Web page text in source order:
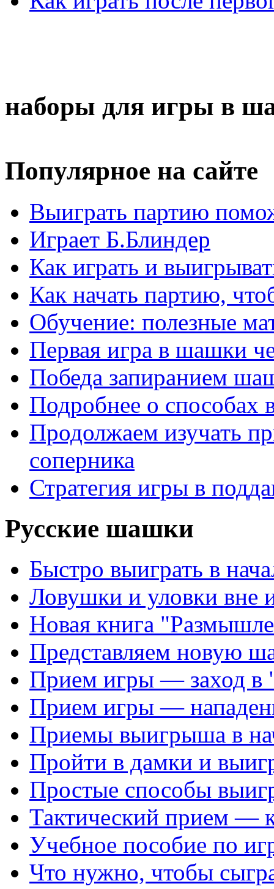
наборы для игры в
Популярное на сайте
Выиграть партию
Играет Б.Блиндер
Как играть и
Как начать партию,
Обучение: полезные
Первая игра в шашки
Победа запиранием
Подробнее о способах
Продолжаем изучать
соперника
Стратегия игры в
Русские шашки
Быстро выиграть в
Ловушки и уловки вне
Новая книга
Представляем новую
Прием игры — заход в
Прием игры —
Приемы выигрыша в
Пройти в дамки и
Простые способы
Тактический прием —
Учебное пособие по
Что нужно, чтобы